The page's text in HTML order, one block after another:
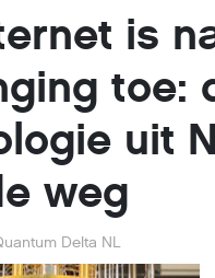
is
toe:
uit
weg
Delta NL